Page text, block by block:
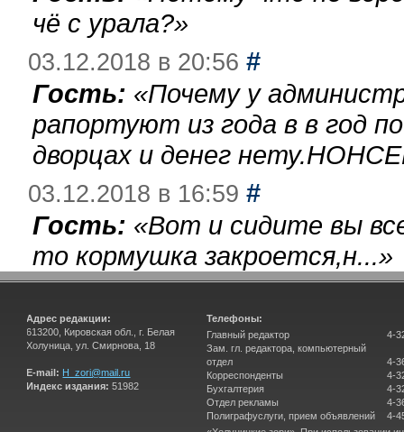
чё с урала?»
03.12.2018 в 20:56 #
Гость: «Почему у
рапортуют из года в в год
дворцах и денег
03.12.2018 в 16:59 #
Гость: «Вот и сидите вы
то кормушка закроется,н...»
Адрес редакции:
613200, Кировская обл., г. Белая
Холуница, ул. Смирнова, 18
E-mail: H_zori@mail.ru
Индекс издания: 51982
Телефоны:
Главный редактор
Зам. гл. редактора, компьютерный
отдел
Корреспонденты
Бухгалтерия
Отдел рекламы
Полиграфуслуги, прием объявлений
4-
4-
4-
4-
4-
4-